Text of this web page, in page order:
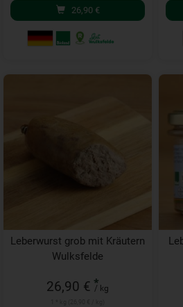
26,90 €
Leberwurst grob mit Kräutern
Wulksfelde
26,90 € *
/ kg